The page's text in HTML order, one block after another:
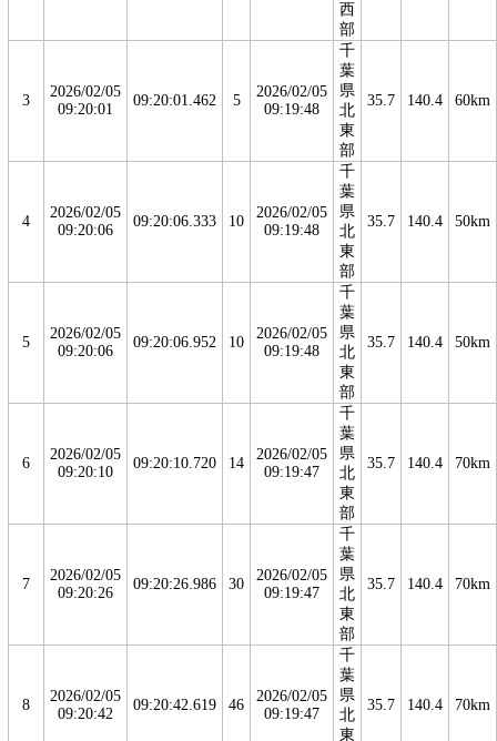
西
部
3
2026/02/05
09:20:01
09:20:01.462 5
2026/02/05
09:19:48
千
葉
県
北
東
部
35.7 140.4 60km
4
2026/02/05
09:20:06
09:20:06.333 10
2026/02/05
09:19:48
千
葉
県
北
東
部
35.7 140.4 50km
5
2026/02/05
09:20:06
09:20:06.952 10
2026/02/05
09:19:48
千
葉
県
北
東
部
35.7 140.4 50km
6
2026/02/05
09:20:10
09:20:10.720 14
2026/02/05
09:19:47
千
葉
県
北
東
部
35.7 140.4 70km
7
2026/02/05
09:20:26
09:20:26.986 30
2026/02/05
09:19:47
千
葉
県
北
東
部
35.7 140.4 70km
8
2026/02/05
09:20:42
09:20:42.619 46
2026/02/05
09:19:47
千
葉
県
北
東
35.7 140.4 70km